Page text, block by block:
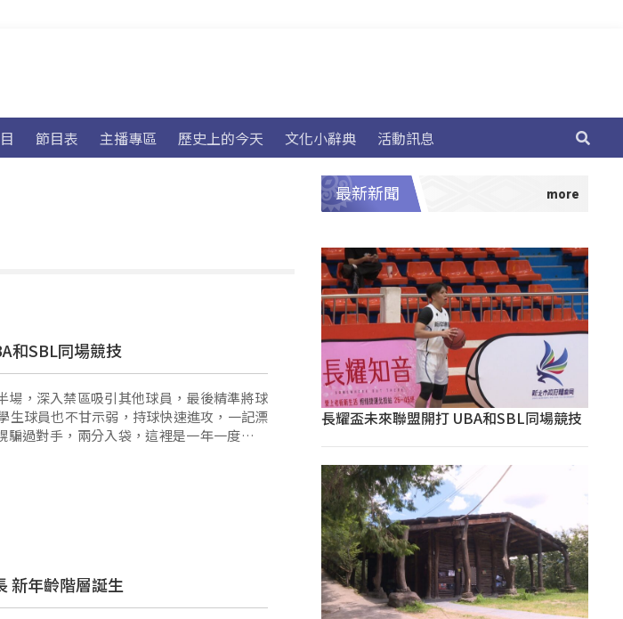
節目表 主播專區 歷史上的今天 文化小辭典 活動訊息
和SBL同場競技
場，深入禁區吸引其他球員，最後精準將球
過對手，兩分入袋，這裡是一年一度的長
盟公益賽從上個 …
新年齡階層誕生
最新新聞
長耀盃未來聯盟開打 UBA和SBL同場競技